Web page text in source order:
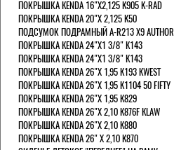
ПОКРЫШКА KENDA 16"Х2,125 K905 K-RAD
ПОКРЫШКА KENDA 20"Х 2,125 K50
ПОДСУМОК ПОДРАМНЫЙ A-R213 X9 AUTHOR
ПОКРЫШКА KENDA 24"Х1 3/8" K143
ПОКРЫШКА KENDA 24"Х1 3/8" K143
ПОКРЫШКА KENDA 26"Х 1,95 K193 KWEST
ПОКРЫШКА KENDA 26"Х 1,95 K1104 50 FIFTY
ПОКРЫШКА KENDA 26"Х 1,95 K829
ПОКРЫШКА KENDA 26"Х 2,10 K876F KLAW
ПОКРЫШКА KENDA 26"Х 2,10 K880
ПОКРЫШКА KENDA 26" Х 2,10 K870